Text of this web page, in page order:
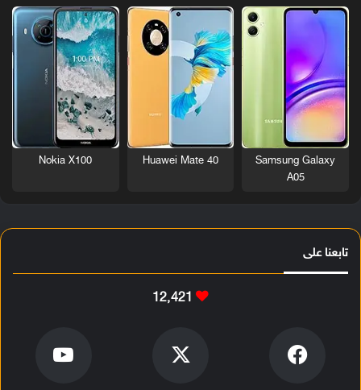
Samsung Galaxy
A05
Huawei Mate 40
Nokia X100
تابعنا على
12٬421